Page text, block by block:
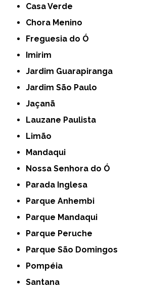
Casa Verde
Chora Menino
Freguesia do Ó
Imirim
Jardim Guarapiranga
Jardim São Paulo
Jaçanã
Lauzane Paulista
Limão
Mandaqui
Nossa Senhora do Ó
Parada Inglesa
Parque Anhembi
Parque Mandaqui
Parque Peruche
Parque São Domingos
Pompéia
Santana